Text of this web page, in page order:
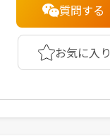
質問する
お気に入り